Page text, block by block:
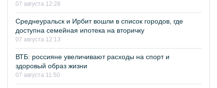
07 августа 12:28
Среднеуральск и Ирбит вошли в список городов, где
доступна семейная ипотека на вторичку
07 августа 12:13
ВТБ: россияне увеличивают расходы на спорт и
здоровый образ жизни
07 августа 11:50